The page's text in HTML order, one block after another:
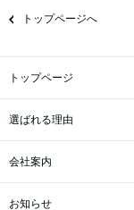
トップページへ
トップページ
選ばれる理由
会社案内
お知らせ